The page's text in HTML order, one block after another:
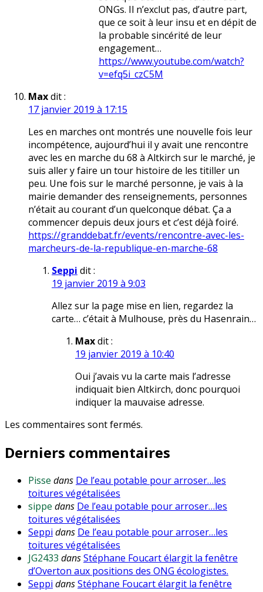
ONGs. Il n’exclut pas, d’autre part,
que ce soit à leur insu et en dépit de
la probable sincérité de leur
engagement…
https://www.youtube.com/watch?
v=efq5i_czC5M
Maxdit :
17 janvier 2019 à 17:15
Les en marches ont montrés une nouvelle fois leur
incompétence, aujourd’hui il y avait une rencontre
avec les en marche du 68 à Altkirch sur le marché, je
suis aller y faire un tour histoire de les titiller un
peu. Une fois sur le marché personne, je vais à la
mairie demander des renseignements, personnes
n’était au courant d’un quelconque débat. Ça a
commencer depuis deux jours et c’est déjà foiré.
https://granddebat.fr/events/rencontre-avec-les-
marcheurs-de-la-republique-en-marche-68
Seppi dit :
19 janvier 2019 à 9:03
Allez sur la page mise en lien, regardez la
carte… c’était à Mulhouse, près du Hasenrain…
Maxdit :
19 janvier 2019 à 10:40
Oui j’avais vu la carte mais l’adresse
indiquait bien Altkirch, donc pourquoi
indiquer la mauvaise adresse.
Les commentaires sont fermés.
Derniers commentaires
Pisse dans De l’eau potable pour arroser…les
toitures végétalisées
sippe dans De l’eau potable pour arroser…les
toitures végétalisées
Seppi dans De l’eau potable pour arroser…les
toitures végétalisées
JG2433 dansStéphane Foucart élargit la fenêtre
d’Overton aux positions des ONG écologistes.
Seppi dansStéphane Foucart élargit la fenêtre